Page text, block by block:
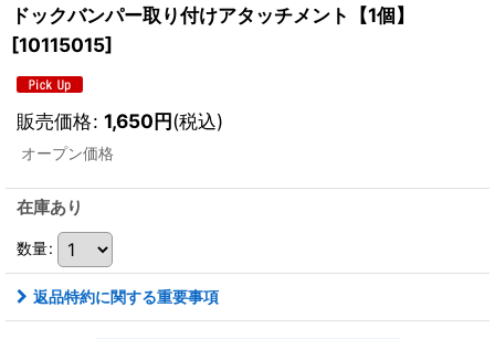
ドックバンパー取り付けアタッチメント【1個】
[10115015]
販売価格: 1,650円(税込)
オープン価格
在庫あり
数量:
返品特約に関する重要事項